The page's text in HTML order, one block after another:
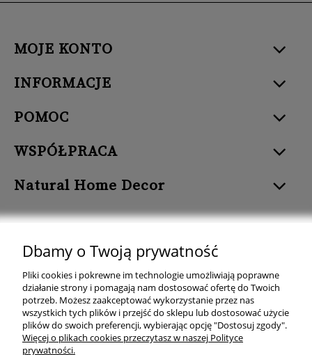
MOJE KONTO
INFORMACJE
POMOC
WSPÓŁPRACA
Natural Home Decor
Natural Home Decor | E-mail: sklep at naturalhomedecor.pl | Tel.:
507 707 299
| NIP: 7971800592 | REGON: 381429127
Copyright © 2026 - Naturalhomedecor.pl
Dbamy o Twoją prywatność
Pliki cookies i pokrewne im technologie umożliwiają poprawne
działanie strony i pomagają nam dostosować ofertę do Twoich
potrzeb. Możesz zaakceptować wykorzystanie przez nas
wszystkich tych plików i przejść do sklepu lub dostosować użycie
plików do swoich preferencji, wybierając opcję "Dostosuj zgody".
Więcej o plikach cookies przeczytasz w naszej Polityce
prywatności.